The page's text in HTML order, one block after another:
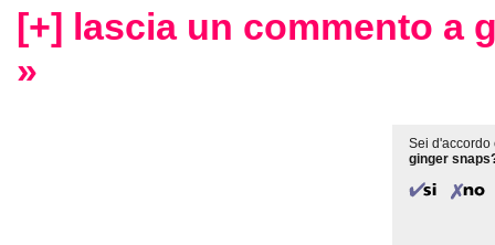
[+] lascia un commento a
»
Sei d'accordo
ginger